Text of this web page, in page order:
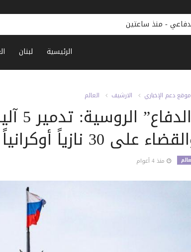
- منذ ساعتين
الرئيسية لبنان
موقع دعم الإخباري الارشيف العالم
على 30 نازياً أوكرانياً
منذ 4 أعوام